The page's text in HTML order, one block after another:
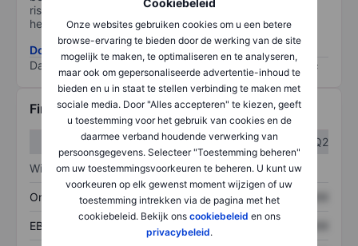
Cookiebeleid
Onze websites gebruiken cookies om u een betere
browse-ervaring te bieden door de werking van de site
mogelijk te maken, te optimaliseren en te analyseren,
maar ook om gepersonaliseerde advertentie-inhoud te
bieden en u in staat te stellen verbinding te maken met
sociale media. Door "Alles accepteren" te kiezen, geeft
u toestemming voor het gebruik van cookies en de
daarmee verband houdende verwerking van
persoonsgegevens. Selecteer "Toestemming beheren"
om uw toestemmingsvoorkeuren te beheren. U kunt uw
voorkeuren op elk gewenst moment wijzigen of uw
toestemming intrekken via de pagina met het
cookiebeleid. Bekijk ons cookiebeleid en ons
privacybeleid.
risico, hoe beter (0 staat voor geen risico en 100 voor
het grootste risico).
Download de ESG-risicomethodologie
Data provided by
Financiële gegevens
Q1
Q2
Winst/verlies
Omzet XXXXXXX XXXXXXX
EBITDA XXXXXXX